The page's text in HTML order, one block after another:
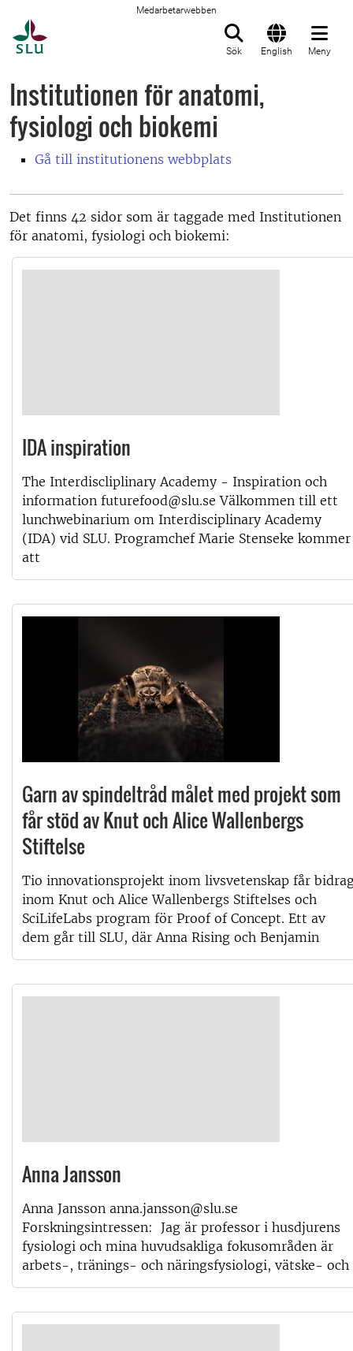
Medarbetarwebben
Sök English Meny
Institutionen för anatomi,
fysiologi och biokemi
Gå till institutionens webbplats
Det finns 42 sidor som är taggade med Institutionen
för anatomi, fysiologi och biokemi:
IDA inspiration
The Interdiscliplinary Academy - Inspiration och
information futurefood@slu.se Välkommen till ett
lunchwebinarium om Interdisciplinary Academy
(IDA) vid SLU. Programchef Marie Stenseke kommer
att
Garn av spindeltråd målet med projekt som
får stöd av Knut och Alice Wallenbergs
Stiftelse
Tio innovationsprojekt inom livsvetenskap får
inom Knut och Alice Wallenbergs Stiftelses och
SciLifeLabs program för Proof of Concept. Ett av
dem går till SLU, där Anna Rising och Benjamin
Anna Jansson
Anna Jansson anna.jansson@slu.se
Forskningsintressen: Jag är professor i husdjurens
fysiologi och mina huvudsakliga fokusområden är
arbets-, tränings- och näringsfysiologi, vätske- och